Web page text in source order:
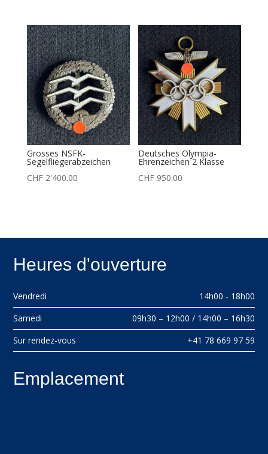
Grosses NSFK-
Segelfliegerabzeichen
CHF2'400.00
Deutsches Olympia-
Ehrenzeichen 2 Klasse
CHF 950.00
Heures d'ouverture
Vendredi
14h00 - 18h00
Samedi
09h30 – 12h00 / 14h00 – 16h30
Sur rendez-vous
+41 78 669 97 59
Emplacement